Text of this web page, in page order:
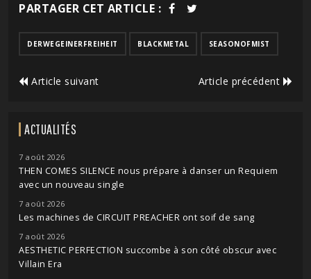
PARTAGER CET ARTICLE :
DERWEGEINERFREIHEIT BLACKMETAL SEASONOFMIST
Article suivant Article précédent
ACTUALITÉS
7 août 2026
THEN COMES SILENCE nous prépare à danser un Requiem
avec un nouveau single
7 août 2026
Les machines de CIRCUIT PREACHER ont soif de sang
7 août 2026
AESTHETIC PERFECTION succombe à son côté obscur avec
Villain Era